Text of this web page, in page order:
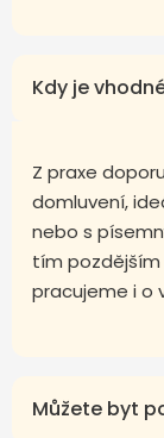
Kdy je
Z praxe
domluvení,
nebo s
tím pozdějším
pracujeme i o
Můžete byt